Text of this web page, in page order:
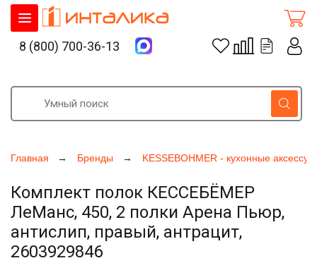
Главная Бренды KESSEBOHMER - кухонные
Комплект полок КЕССЕБЁМЕР
ЛеМанс, 450, 2 полки Арена Пьюр,
антислип, правый, антрацит,
2603929846
8 (800) 700-36-13